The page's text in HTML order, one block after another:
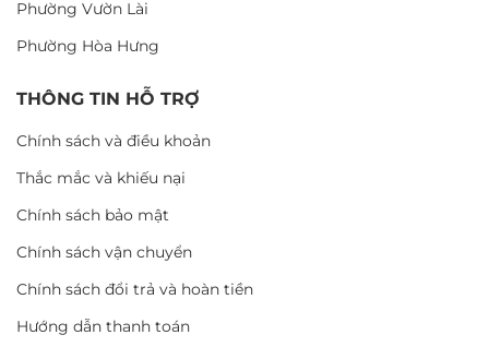
Phường Vườn Lài
Phường Hòa Hưng
THÔNG TIN HỖ TRỢ
Chính sách và điều khoản
Thắc mắc và khiếu nại
Chính sách bảo mật
Chính sách vận chuyển
Chính sách đổi trả và hoàn tiền
Hướng dẫn thanh toán